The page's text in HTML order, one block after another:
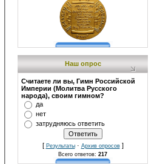
Наш опрос
Считаете ли вы, Гимн Российской
Империи (Молитва Русского
народа), своим гимном?
да
нет
затрудняюсь ответить
[ Результаты· Архив опросов]
Всего ответов: 217